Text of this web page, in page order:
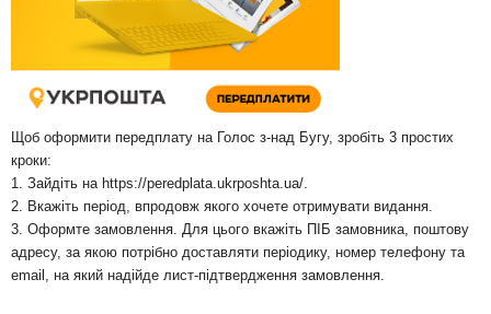
Щоб оформити передплату на Голос з-над Бугу, зробіть 3 простих
кроки:
1. Зайдіть на https://peredplata.ukrposhta.ua/
2. Вкажіть період, впродовж якого хочете отримувати видання.
3. Оформте замовлення. Для цього вкажіть ПІБ замовника, поштову
адресу, за якою потрібно доставляти періодику, номер телефону та
email, на який надійде лист-підтвердження замовлення.